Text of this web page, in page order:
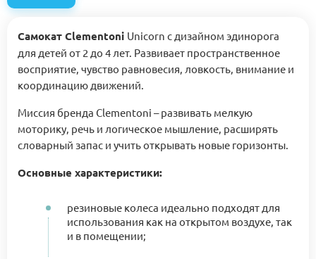
Самокат Clementoni Unicorn с дизайном эдинорога
для детей от 2 до 4 лет. Развивает пространственное
восприятие, чувство равновесия, ловкость, внимание и
координацию движений.
Миссия бренда Clementoni – развивать мелкую
моторику, речь и логическое мышление, расширять
словарный запас и учить открывать новые горизонты.
Основные характеристики:
резиновые колеса идеально подходят для
использования как на открытом воздухе, так
и в помещении;